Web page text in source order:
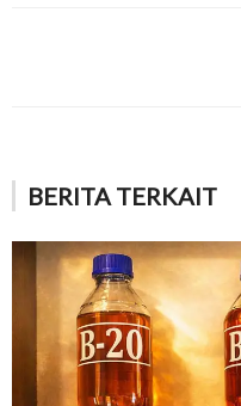
BERITA TERKAIT